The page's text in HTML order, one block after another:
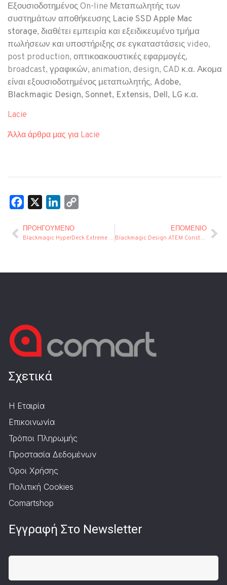
Εξουσιοδοτημένος On-line Μεταπωλητής των
συστημάτων αποθήκευσης Lacie SSD Apple Mac
storage, διαθέτει εμπειρία και εξειδικευμένο τμήμα
πωλήσεων και υποστήριξης σε εγκαταστάσεις video,
post production, οπτικοακουστικές εφαρμογές,
broadcast, γραφικών, animation, design, CAD κ.α. Ακομα
είναι εξουσιοδοτημένος μεταπωλητής, Adobe,
Blackmagic Design, Sonnet, Extensis, Dell, LG κ.α.
Lacie
Άλλα άρθρα μας για Lacie
Facebook LinkedIn
ΠΡΟΗΓΟΎΜΕΝΟ
Blackmagic HyperDeck Extreme 4K HDR
ΕΠΌΜΕΝΙΟ
Blackmagic Design ATEM Constellation HD Switchers
Σχετικά
Η Εταιρία
Επικοινωνία
Τρόποι Πληρωμής
Προστασία Δεδομένων
Όροι Χρήσης
Πολιτική Cookies
Comartshop
Εγγραφή Στο Newsletter